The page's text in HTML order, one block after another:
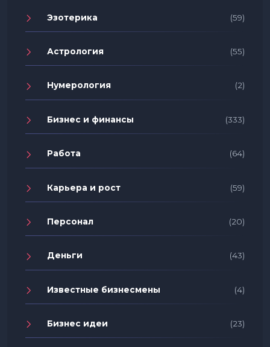
Эзотерика (59)
Астрология (55)
Нумерология (2)
Бизнес и финансы (333)
Работа (64)
Карьера и рост (59)
Персонал (20)
Деньги (43)
Известные бизнесмены (4)
Бизнес идеи (23)